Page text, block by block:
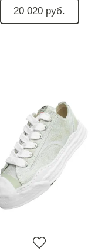
20 020 руб.